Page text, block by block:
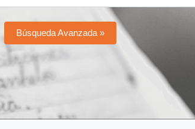
Búsqueda Avanzada »